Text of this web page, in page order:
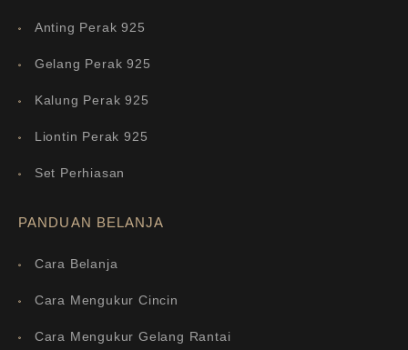
Anting Perak 925
Gelang Perak 925
Kalung Perak 925
Liontin Perak 925
Set Perhiasan
PANDUAN BELANJA
Cara Belanja
Cara Mengukur Cincin
Cara Mengukur Gelang Rantai